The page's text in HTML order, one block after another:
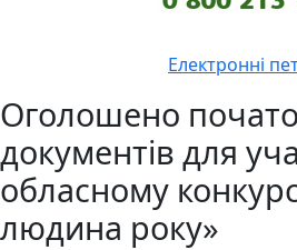
Електронні
Оголошено
документів для
обласному
людина року»